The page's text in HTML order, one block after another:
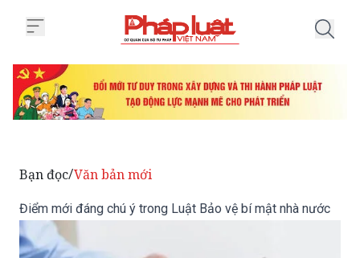
Bạn đọc/Văn bản mới
Điểm mới đáng chú ý trong Luật Bảo vệ bí mật nhà nước